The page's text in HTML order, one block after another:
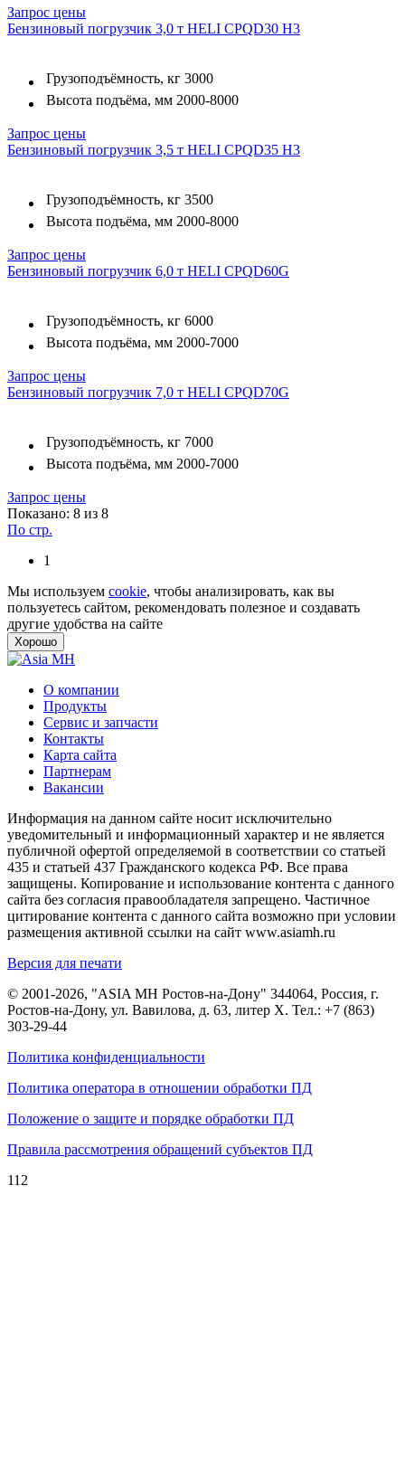
Запрос цены
Бензиновый погрузчик 3,0 т HELI CPQD30 H3
Грузоподъёмность, кг 3000
Высота подъёма, мм 2000-8000
Запрос цены
Бензиновый погрузчик 3,5 т HELI CPQD35 H3
Грузоподъёмность, кг 3500
Высота подъёма, мм 2000-8000
Запрос цены
Бензиновый погрузчик 6,0 т HELI CPQD60G
Грузоподъёмность, кг 6000
Высота подъёма, мм 2000-7000
Запрос цены
Бензиновый погрузчик 7,0 т HELI CPQD70G
Грузоподъёмность, кг 7000
Высота подъёма, мм 2000-7000
Запрос цены
Показано: 8 из 8
По стр.
1
Мы используем cookie, чтобы анализировать, как вы
пользуетесь сайтом, рекомендовать полезное и создавать
другие удобства на сайте
Хорошо
О компании
Продукты
Сервис и запчасти
Контакты
Карта сайта
Партнерам
Вакансии
Информация на данном сайте носит исключительно
уведомительный и информационный характер и не является
публичной офертой определяемой в соответствии со статьей
435 и статьей 437 Гражданского кодекса РФ. Все права
защищены. Копирование и использование контента с данного
сайта без согласия правообладателя запрещено. Частичное
цитирование контента с данного сайта возможно при условии
размещения активной ссылки на сайт www.asiamh.ru
Версия для печати
© 2001-2026, "ASIA MH Ростов-на-Дону" 344064, Россия, г.
Ростов-на-Дону, ул. Вавилова, д. 63, литер Х. Тел.: +7 (863)
303-29-44
Политика конфиденциальности
Политика оператора в отношении обработки ПД
Положение о защите и порядке обработки ПД
Правила рассмотрения обращений субъектов ПД
112